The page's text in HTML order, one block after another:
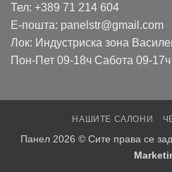
Тел: +389 71 214 604
Е-пошта: panelstr@gmail.com
Лок: Индустриска зона
Пон-Пет 09-18ч Сабота 09-17ч
НАШИТЕ САЛОНИ
Панел 2026 © Сите права се